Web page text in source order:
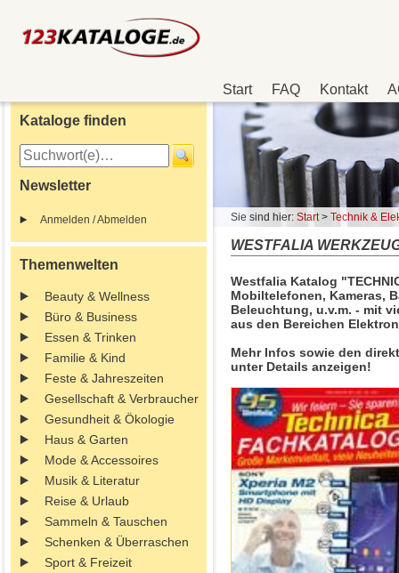
Start FAQ Kontakt
Kataloge finden
Newsletter
Anmelden / Abmelden
Themenwelten
Beauty & Wellness
Büro & Business
Essen & Trinken
Familie & Kind
Feste & Jahreszeiten
Gesellschaft & Verbraucher
Gesundheit & Ökologie
Haus & Garten
Mode & Accessoires
Musik & Literatur
Reise & Urlaub
Sammeln & Tauschen
Schenken & Überraschen
Sport & Freizeit
Sie sind hier: Start> Technik &
WESTFALIA
Westfalia Katalog
Mobiltelefonen, Kameras,
Beleuchtung, u.v.m. - mit
aus den Bereichen
Mehr Infos sowie den
unter Details anzeigen!